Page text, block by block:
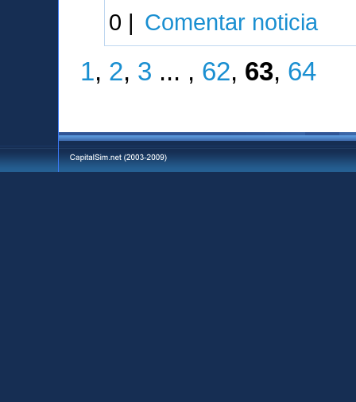
0 | Comentar noticia
1, 2, 3 ... , 62, 63, 64